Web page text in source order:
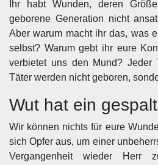
Ihr habt Wunden, deren
geborene Generation nicht
Aber warum macht ihr das, was
selbst? Warum gebt ihr eure
verbietet uns den Mund? Jeder
Täter werden nicht geboren,
Wut hat ein
Wir können nichts für eure
sich Opfer aus, um einer
Vergangenheit wieder Herr